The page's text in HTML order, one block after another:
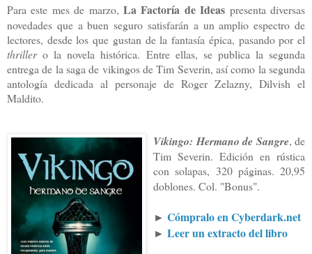
Para este mes de marzo, La Factoría de Ideas presenta diversas
novedades que a buen seguro satisfarán a un amplio espectro de
lectores, desde los que gustan de la fantasía épica, pasando por el
thrillero la novela histórica. Entre ellas, se publica la segunda
entrega de la saga de vikingos de Tim Severin, así como la segunda
antología dedicada al personaje de Roger Zelazny, Dilvish el
Maldito.
Vikingo: Hermano de Sangre, de
Tim Severin. Edición en rústica
con solapas, 320 páginas. 20,95
doblones. Col. "Bonus".
► Cómpralo en Cyberdark.net
► Leer un extracto del libro